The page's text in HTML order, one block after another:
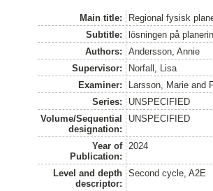
Main title:
Regional fysisk
Subtitle:
lösningen på
Authors:
Andersson, Annie
Supervisor:
Norfall, Lisa
Examiner:
Larsson, Marie and
Series:
UNSPECIFIED
Volume/Sequential
designation:
UNSPECIFIED
Year of
Publication:
2024
Level and depth
descriptor:
Second cycle, A2E